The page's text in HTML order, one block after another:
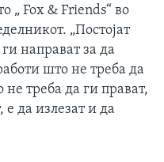
„ Fox & Friends“ во
„Постојат
направат за да
што не треба да
треба да ги прават,
да излезат и да